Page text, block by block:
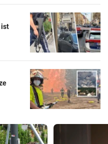
ist